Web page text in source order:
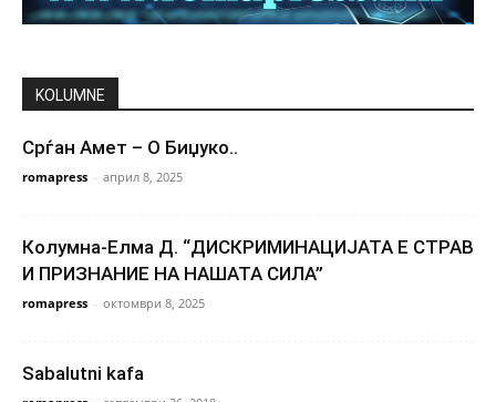
KOLUMNE
Срѓан Амет – О Биџуко..
romapress - април 8, 2025
Колумна-Елма Д. “ДИСКРИМИНАЦИЈАТА Е СТРАВ
И ПРИЗНАНИЕ НА НАШАТА СИЛА”
romapress - октомври 8, 2025
Sabalutni kafa